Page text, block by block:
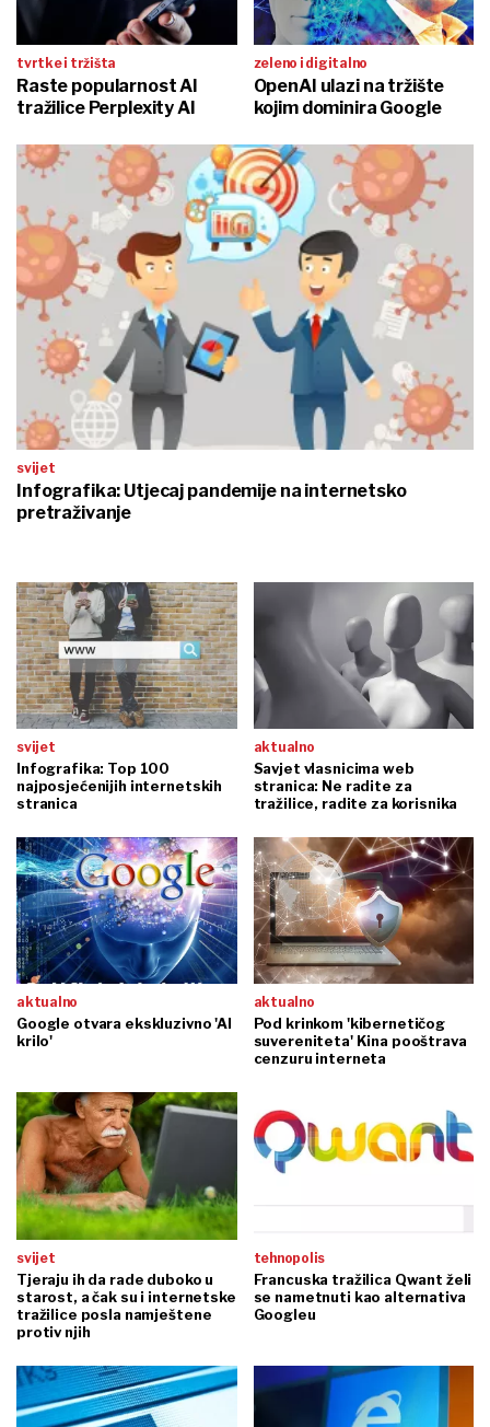
tvrtke i tržišta
Raste popularnost AI
tražilice Perplexity AI
zeleno i digitalno
OpenAI ulazi na tržište
kojim dominira Google
svijet
Infografika: Utjecaj pandemije na internetsko
pretraživanje
svijet
Infografika: Top 100
najposjećenijih internetskih
stranica
aktualno
Savjet vlasnicima web
stranica: Ne radite za
tražilice, radite za korisnika
aktualno
Google otvara ekskluzivno 'AI
krilo'
aktualno
Pod krinkom 'kibernetičog
suvereniteta' Kina pooštrava
cenzuru interneta
svijet
Tjeraju ih da rade duboko u
starost, a čak su i internetske
tražilice posla namještene
protiv njih
tehnopolis
Francuska tražilica Qwant želi
se nametnuti kao alternativa
Googleu